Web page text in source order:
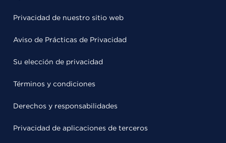
Privacidad de nuestro sitio web
Aviso de Prácticas de Privacidad
Su elección de privacidad
Términos y condiciones
Derechos y responsabilidades
Privacidad de aplicaciones de terceros